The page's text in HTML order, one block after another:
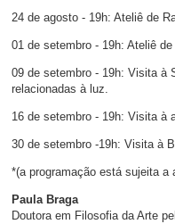
24 de agosto - 19h: Ateliê de
01 de setembro - 19h: Ateliê
09 de setembro - 19h: Visita à
relacionadas à luz.
16 de setembro - 19h: Visita à
30 de setembro -19h: Visita à
*(a programação está sujeita a
Paula Braga
Doutora em Filosofia da Arte